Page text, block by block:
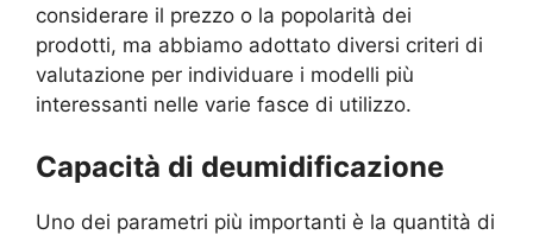
considerare il prezzo o la popolarità dei
prodotti, ma abbiamo adottato diversi criteri di
valutazione per individuare i modelli più
interessanti nelle varie fasce di utilizzo.
Capacità di deumidificazione
Uno dei parametri più importanti è la quantità di